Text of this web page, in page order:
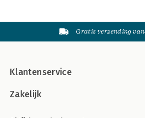
Gratis verzending
Klantenservice
Zakelijk